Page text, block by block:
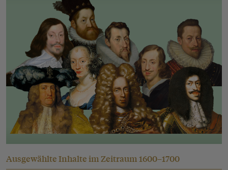
Ausgewählte Inhalte im Zeitraum1600–1700